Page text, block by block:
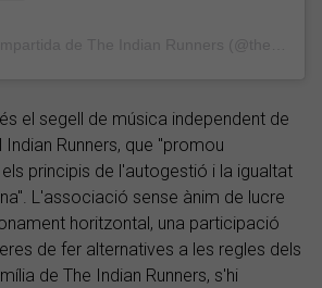
el segell de música independent de
Runners, que "promou
principis de l'autogestió i la igualtat
L'associació sense ànim de lucre
horitzontal, una participació
de fer alternatives a les regles dels
de The Indian Runners, s'hi